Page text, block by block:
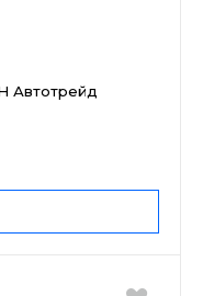
Автотрейд